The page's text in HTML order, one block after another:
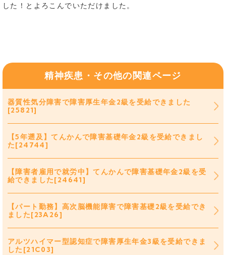
した！とよろこんでいただけました。
精神疾患・その他の関連ページ
器質性気分障害で障害厚生年金2級を受給できました
[25821]
【5年遡及】てんかんで障害基礎年金2級を受給できまし
た[24744]
【障害者雇用で就労中】てんかんで障害基礎年金2級を受
給できました[24641]
【パート勤務】高次脳機能障害で障害基礎2級を受給でき
ました[23A26]
アルツハイマー型認知症で障害厚生年金3級を受給できま
した[21C03]